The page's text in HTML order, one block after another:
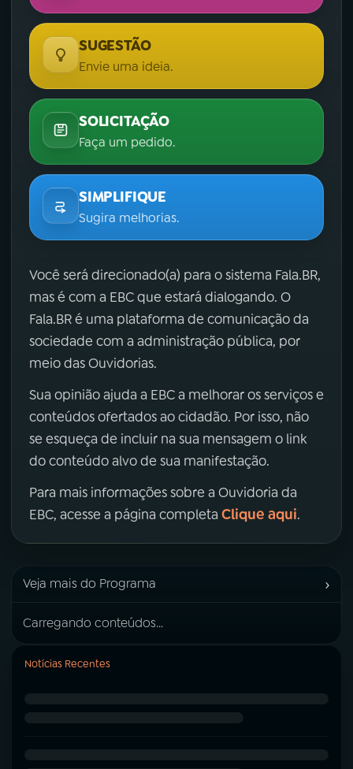
SUGESTÃO
Envie uma ideia.
SOLICITAÇÃO
Faça um pedido.
SIMPLIFIQUE
Sugira melhorias.
Você será direcionado(a) para o sistema Fala.BR,
mas é com a EBC que estará dialogando. O
Fala.BR é uma plataforma de comunicação da
sociedade com a administração pública, por
meio das Ouvidorias.
Sua opinião ajuda a EBC a melhorar os serviços e
conteúdos ofertados ao cidadão. Por isso, não
se esqueça de incluir na sua mensagem o link
do conteúdo alvo de sua manifestação.
Para mais informações sobre a Ouvidoria da
EBC, acesse a página completa Clique aqui.
Veja mais do Programa ›
Carregando conteúdos...
Notícias Recentes